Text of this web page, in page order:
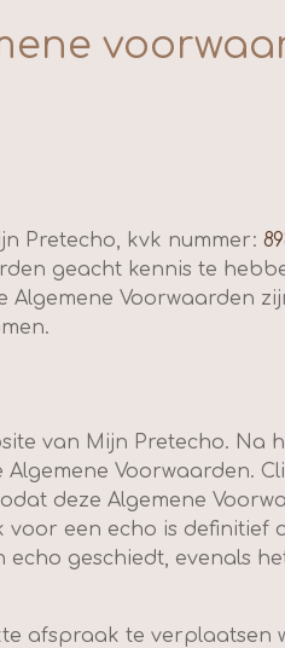
Pretecho, kvk nummer:
geacht kennis te
Voorwaarden
van Mijn Pretecho.
Voorwaarden.
deze Algemene
een echo is definitief
geschiedt, evenals
afspraak te